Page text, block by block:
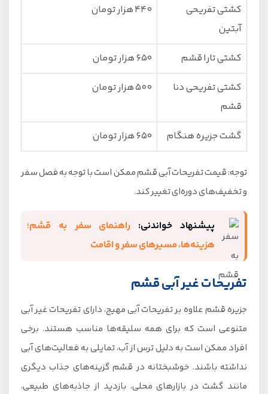
کشتی تفریحی
آبتین
440 هزار تومان
کشتی تارا قشم
650 هزار تومان
کشتی تفریحی دنا
قشم
500 هزار تومان
گشت جزیره هنگام 650 هزار تومان
توجه: قیمت تفریحات آبی قشم ممکن است با توجه به فصل سفر
و تخفیف‌های دوره‌ای تغییر کند.
پیشنهاد خواندنی: راهنمای سفر به قشم؛
هزینه‌ها، مسیرهای سفر و اقامت
تفریحات غیر آبی قشم
جزیره قشم علاوه بر تفریحات آبی مهیج، دارای تفریحات غیر آبی
متنوعی است که برای همه سلیقه‌ها مناسب هستند. برخی
افراد ممکن است به‌ دلیل ترس از آب، تمایلی به فعالیت‌های آبی
نداشته باشند. خوشبختانه در قشم گزینه‌های جذاب دیگری
مانند گشت در بازارهای محلی، بازدید از جاذبه‌های طبیعی،